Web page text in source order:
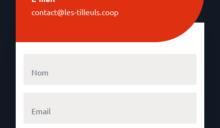
contact@les-tilleuls.coop